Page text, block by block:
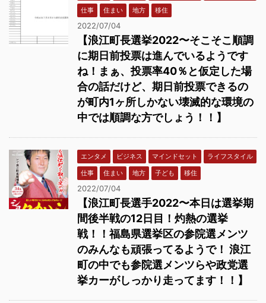
仕事
住まい 地方 移住
2022/07/04
【浪江町長選挙2022〜そこそこ順調
に期日前投票は進んでいるようです
ね！まぁ、投票率40％と仮定した場
合の話だけど、期日前投票できるの
が町内1ヶ所しかない壊滅的な環境の
中では順調な方でしょう！！】
エンタメ ビジネス マインドセット
ライフスタイル
仕事
住まい 地方 子ども 移住
2022/07/04
【浪江町長選手2022〜本日は選挙期
間後半戦の12日目！灼熱の選挙
戦！！福島県選挙区の参院選メンツ
のみんなも頑張ってるようで！ 浪江
町の中でも参院選メンツらや政党選
挙カーがしっかり走ってます！！】